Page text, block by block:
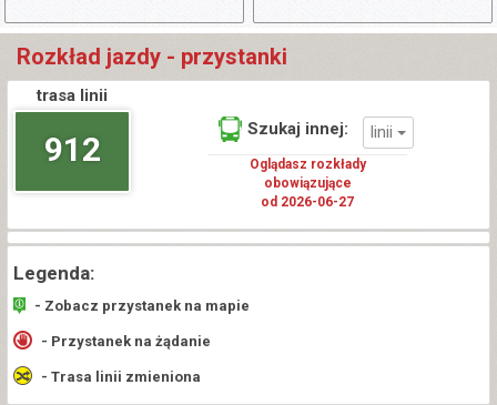
Rozkład jazdy - przystanki
trasa linii
912
Szukaj innej: linii
Oglądasz rozkłady
obowiązujące
od 2026-06-27
Legenda:
- Zobacz przystanek na mapie
- Przystanek na żądanie
- Trasa linii zmieniona